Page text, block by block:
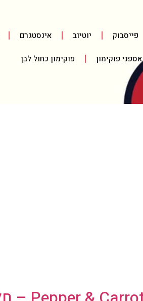
פייסבוק יוטיוב אינסטגרם
אספני פוקימון פוקימון כחול לבן